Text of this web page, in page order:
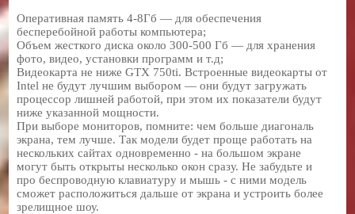
Оперативная память 4-8Гб — для обеспечения
бесперебойной работы компьютера;
Объем жесткого диска около 300-500 Гб — для хранения
фото, видео, установки программ и т.д;
Видеокарта не ниже GTX 750ti. Встроенные видеокарты от
Intel не будут лучшим выбором — они будут загружать
процессор лишней работой, при этом их показатели будут
ниже указанной мощности.
При выборе мониторов, помните: чем больше диагональ
экрана, тем лучше. Так модели будет проще работать на
нескольких сайтах одновременно - на большом экране
могут быть открыты несколько окон сразу. Не забудьте и
про беспроводную клавиатуру и мышь - с ними модель
сможет расположиться дальше от экрана и устроить более
зрелищное шоу.